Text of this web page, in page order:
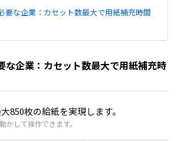
要な企業：カセット数最大で用紙補充時間
な企業：カセット数最大で用紙補充時
850枚の給紙を実現します。